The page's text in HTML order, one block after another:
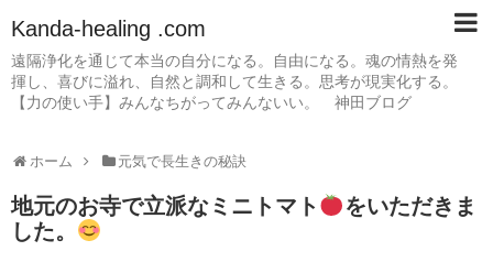
Kanda-healing .com
遠隔浄化を通じて本当の自分になる。自由になる。魂の情熱を発
揮し、喜びに溢れ、自然と調和して生きる。思考が現実化する。
【力の使い手】みんなちがってみんないい。 神田ブログ
ホーム 元気で長生きの秘訣
地元のお寺で立派なミニトマト
をいただきま
した。